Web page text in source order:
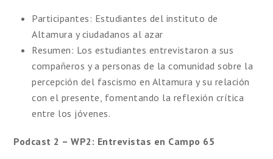
Participantes: Estudiantes del instituto de
Altamura y ciudadanos al azar
Resumen: Los estudiantes entrevistaron a sus
compañeros y a personas de la comunidad sobre la
percepción del fascismo en Altamura y su relación
con el presente, fomentando la reflexión crítica
entre los jóvenes.
Podcast 2 – WP2: Entrevistas en Campo 65